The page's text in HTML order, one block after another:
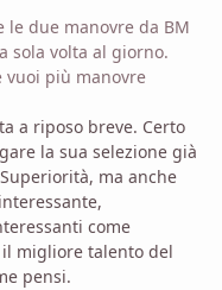
le due manovre da BM
sola volta al giorno.
vuoi più manovre
a riposo breve. Certo
la sua selezione già
ma anche
come
il migliore talento del
pensi.